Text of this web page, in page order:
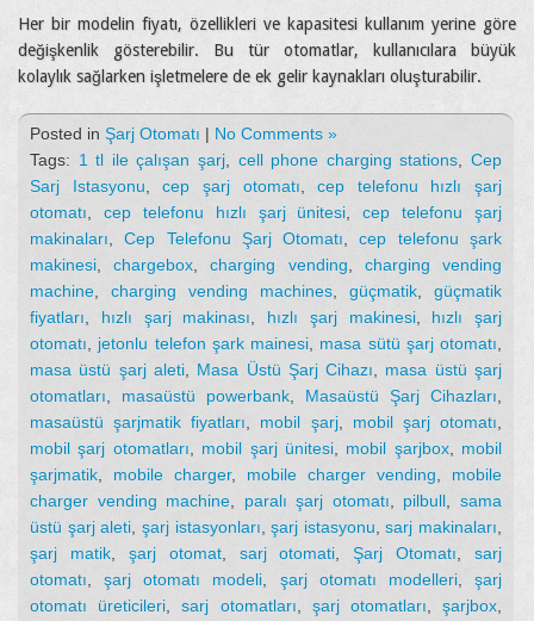
Her bir modelin fiyatı, özellikleri ve kapasitesi kullanım yerine göre
değişkenlik gösterebilir. Bu tür otomatlar, kullanıcılara büyük
kolaylık sağlarken işletmelere de ek gelir kaynakları oluşturabilir.
Posted in Şarj Otomatı | No Comments »
Tags: 1 tl ile çalışan şarj cell phone charging stations ,Cep
Sarj Istasyonu ,cep şarj otomatı ,cep telefonu hızlı şarj
otomatı
cep telefonu hızlı şarj ünitesi ,cep telefonu şarj
makinaları ,Cep Telefonu Şarj Otomatı ,cep telefonu şark
makinesi ,chargebox ,charging vending
charging vending
machine
charging vending machines güçmatik
güçmatik
fiyatları
hızlı şarj makinası hızlı şarj makinesi, hızlı şarj
otomatı
jetonlu telefon şark mainesi masa sütü şarj otomatı
masa üstü şarj aleti, Masa Üstü Şarj Cihazı
masa üstü şarj
otomatları
masaüstü powerbank Masaüstü Şarj Cihazları
masaüstü şarjmatik fiyatları
mobil şarj, mobil şarj otomatı
mobil şarj otomatları
mobil şarj ünitesi, mobil şarjbox, mobil
şarjmatik
mobile charger, mobile charger vending
mobile
charger vending machine
paralı şarj otomatı pilbull ,sama
üstü şarj aleti şarj istasyonları ,şarj istasyonu ,sarj makinaları
şarj matik, şarj otomat, sarj otomati ,Şarj Otomatı
sarj
otomatı ,şarj otomatı modeli şarj otomatı modelleri,şarj
otomatı üreticileri ,sarj otomatları şarj otomatları ,şarjbox